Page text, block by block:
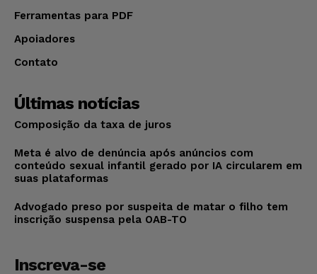
Ferramentas para PDF
Apoiadores
Contato
Últimas notícias
Composição da taxa de juros
Meta é alvo de denúncia após anúncios com
conteúdo sexual infantil gerado por IA circularem em
suas plataformas
Advogado preso por suspeita de matar o filho tem
inscrição suspensa pela OAB-TO
Inscreva-se